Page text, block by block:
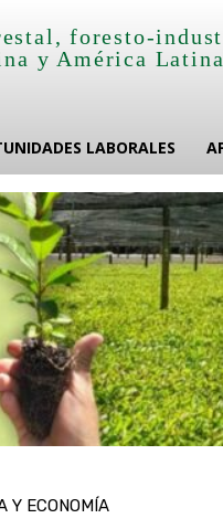
foresto-
y América
LABORALES
Y ECONOMÍA